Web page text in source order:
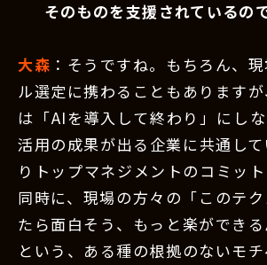
そのものを支援されているの
大森 ：そうですね。もちろん、
ル選定に携わることもあります
は「AIを導入して終わり」にし
活用の成果が出る企業に共通し
りトップマネジメントのコミッ
同時に、現場の方々の「このテ
たら面白そう、もっと楽ができる
という、ある種の根拠のないモ